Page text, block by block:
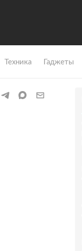
Техника Гаджеты